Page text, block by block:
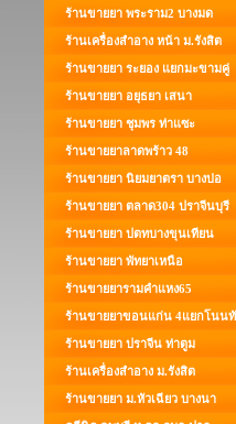
ร้านขายยา พระราม2 บางมด
ร้านเครื่องสำอาง หน้า ม.รังสิต
ร้านขายยา ระยอง แยกมะขามคู่
ร้านขายยา อยุธยา เสนา
ร้านขายยา ชุมพร ท่าแซะ
ร้านขายยาลาดพร้าว 48
ร้านขายยา นิยมยาตรา บางบ่อ
ร้านขายยา ตลาด304 ปราจีนบุรี
ร้านขายยา ปตทบางขุนเทียน
ร้านขายยา พัทยาเหนือ
ร้านขายยารามคำแหง65
ร้านขายยาขอนแก่น 4แยกโนน
ร้านขายยา ปราจีน ท่าตูม
ร้านเครื่องสำอาง ม.รังสิต
ร้านขายยา ม.หัวเฉียว บางนา